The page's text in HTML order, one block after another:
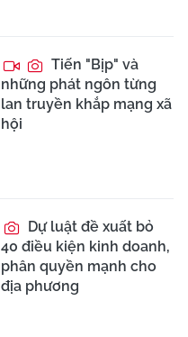
Tiến "Bịp" và
những phát ngôn từng
lan truyền khắp mạng xã
hội
Dự luật đề xuất bỏ
40 điều kiện kinh doanh,
phân quyền mạnh cho
địa phương